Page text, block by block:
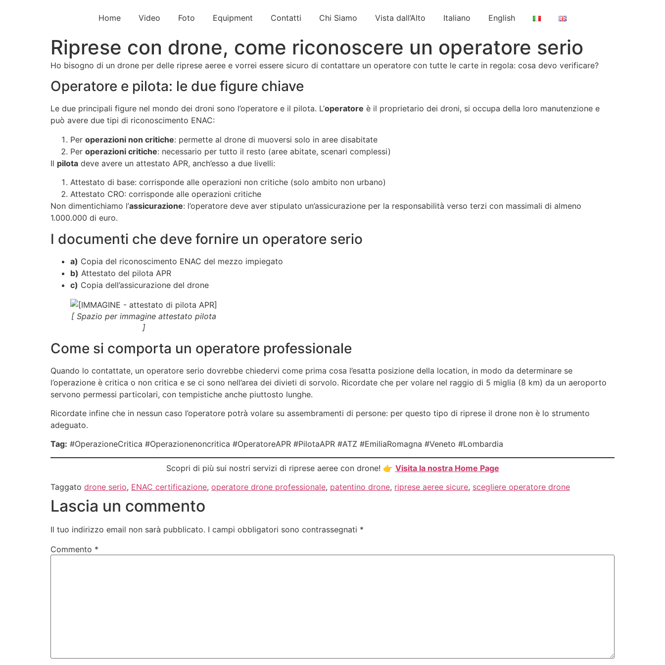
Home Video Foto Equipment Contatti Chi Siamo Vista dall’Alto Italiano English
Riprese con drone, come riconoscere un operatore serio
Ho bisogno di un drone per delle riprese aeree e vorrei essere sicuro di contattare un operatore con tutte le carte in regola: cosa devo verificare?
Operatore e pilota: le due figure chiave
Le due principali figure nel mondo dei droni sono l’operatore e il pilota. L’operatore è il proprietario dei droni, si occupa della loro manutenzione e
può avere due tipi di riconoscimento ENAC:
Per operazioni non critiche: permette al drone di muoversi solo in aree disabitate
Per operazioni critiche: necessario per tutto il resto (aree abitate, scenari complessi)
Il pilota deve avere un attestato APR, anch’esso a due livelli:
Attestato di base: corrisponde alle operazioni non critiche (solo ambito non urbano)
Attestato CRO: corrisponde alle operazioni critiche
Non dimentichiamo l’assicurazione: l’operatore deve aver stipulato un’assicurazione per la responsabilità verso terzi con massimali di almeno
1.000.000 di euro.
I documenti che deve fornire un operatore serio
a) Copia del riconoscimento ENAC del mezzo impiegato
b) Attestato del pilota APR
c) Copia dell’assicurazione del drone
[ Spazio per immagine attestato pilota
]
Come si comporta un operatore professionale
Quando lo contattate, un operatore serio dovrebbe chiedervi come prima cosa l’esatta posizione della location, in modo da determinare se
l’operazione è critica o non critica e se ci sono nell’area dei divieti di sorvolo. Ricordate che per volare nel raggio di 5 miglia (8 km) da un aeroporto
servono permessi particolari, con tempistiche anche piuttosto lunghe.
Ricordate infine che in nessun caso l’operatore potrà volare su assembramenti di persone: per questo tipo di riprese il drone non è lo strumento
adeguato.
Tag: #OperazioneCritica #Operazionenoncritica #OperatoreAPR #PilotaAPR #ATZ #EmiliaRomagna #Veneto #Lombardia
Scopri di più sui nostri servizi di riprese aeree con drone! 👉 Visita la nostra Home Page
Taggato drone serio, ENAC certificazione, operatore drone professionale, patentino drone, riprese aeree sicure, scegliere operatore drone
Lascia un commento
Il tuo indirizzo email non sarà pubblicato. I campi obbligatori sono contrassegnati *
Commento *